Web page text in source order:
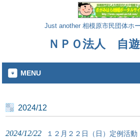
Just another 相模原市民団体ホ
ＮＰＯ法人 自
MENU
2024/12
2024/12/22 １２月２２日（日）定例活動